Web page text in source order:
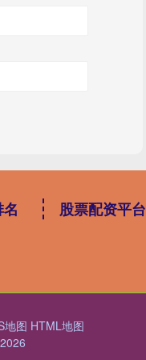
股票配资平
地图 HTML地图